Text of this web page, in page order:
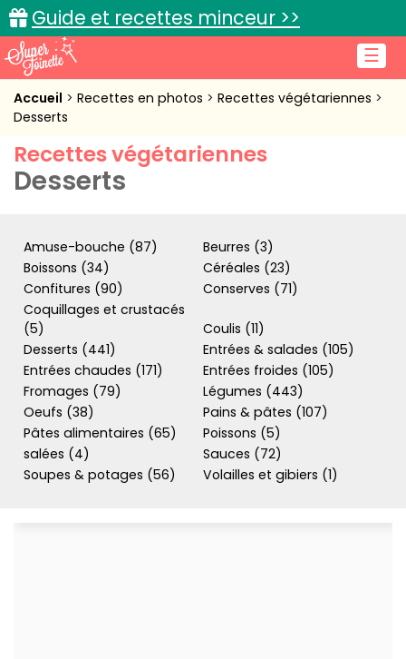
☰
Guide et recettes minceur >>
Accueil
Cuisine pratique
Connexion
Accueil Recettes en photos
Recettes végétariennes
Desserts
Recettes végétariennes
Desserts
Amuse-bouche (87)
Beurres (3)
Boissons (34)
Céréales (23)
Confitures (90)
Conserves (71)
Coquillages et crustacés
(5)
Coulis (11)
Desserts (441)
Entrées & salades (105)
Entrées chaudes (171)
Entrées froides (105)
Fromages (79)
Légumes (443)
Oeufs (38)
Pains & pâtes (107)
Pâtes alimentaires (65)
Poissons (5)
salées (4)
Sauces (72)
Soupes & potages (56)
Volailles et gibiers (1)